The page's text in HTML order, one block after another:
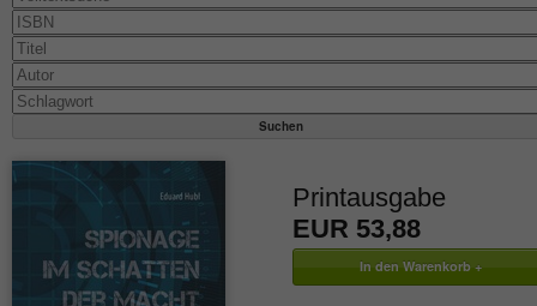
Printausgabe
EUR 53,88